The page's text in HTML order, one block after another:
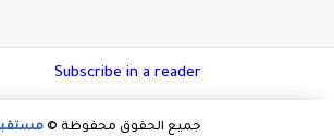
Subscribe in a reader
جميع الحقوق محفوظة ©